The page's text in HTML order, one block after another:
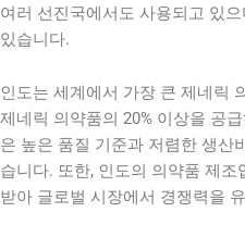
여러 선진국에서도 사용되고 있
있습니다.
인도는 세계에서 가장 큰 제네릭
제네릭 의약품의 20% 이상을 공
은 높은 품질 기준과 저렴한 생산
습니다. 또한, 인도의 의약품 제
받아 글로벌 시장에서 경쟁력을